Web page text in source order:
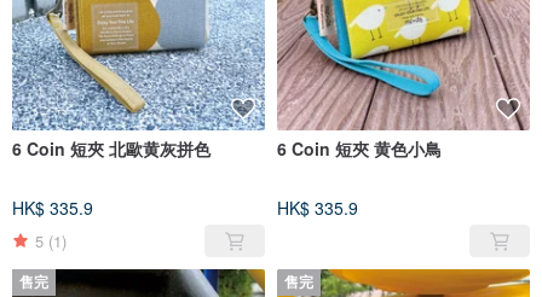
6 Coin 短夾 北歐黄灰拼色
HK$ 335.9
5 (1)
6 Coin 短夾 黄色小鳥
HK$ 335.9
售完 售完